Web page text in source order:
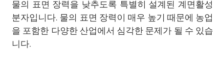
물의 표면 장력을 낮추도록 특별히 설계된 계면활성
분자입니다. 물의 표면 장력이 매우 높기 때문에 농업
을 포함한 다양한 산업에서 심각한 문제가 될 수 있습
니다.